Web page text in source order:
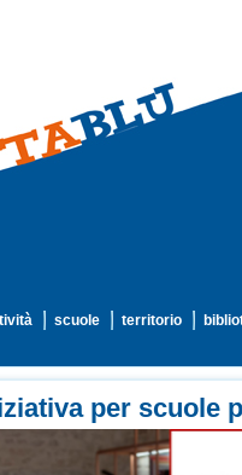
scuole territorio
per scuole